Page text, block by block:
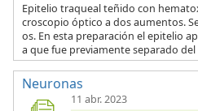
Epitelio traqueal teñido con
croscopio óptico a dos aumentos.
os. En esta preparación el epitelio
a que fue previamente separado
Neuronas
11 abr. 2023